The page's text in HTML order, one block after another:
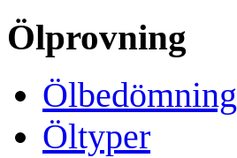
Ölprovning
Ölbedömning
Öltyper